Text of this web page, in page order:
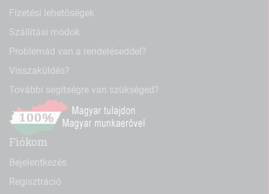
Fizetési lehetőségek
Szállítási módok
Problémád van a rendeléseddel?
Visszaküldés?
További segítségre van szükséged?
Fiókom
Bejelentkezés
Regisztráció